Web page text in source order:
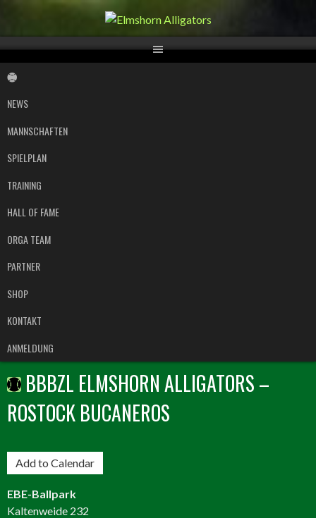
Inhalt
NEWS
MANNSCHAFTEN
SPIELPLAN
TRAINING
HALL OF FAME
ORGA TEAM
PARTNER
SHOP
KONTAKT
ANMELDUNG
BBBZL ELMSHORN ALLIGATORS –
ROSTOCK BUCANEROS
BBBZL
Elmshorn
Alligators
–
Add to Calendar
EBE-Ballpark
Kaltenweide 232